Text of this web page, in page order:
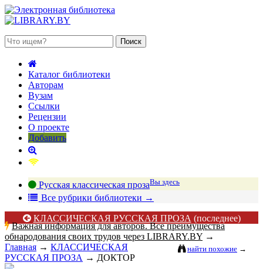
Каталог библиотеки
Авторам
Вузам
Ссылки
Рецензии
О проекте
Добавить
Русская классическая прозаВы здесь
Все рубрики библиотеки →
КЛАССИЧЕСКАЯ РУССКАЯ ПРОЗА (последнее)
Важная информация для авторов. Все преимущества
обнародования своих трудов через LIBRARY.BY →
найти похожие →
Главная → КЛАССИЧЕСКАЯ
РУССКАЯ ПРОЗА → ДОКТОР